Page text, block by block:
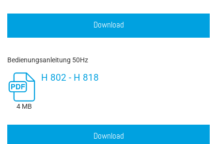
Download
Bedienungsanleitung 50Hz
4 MB
H 802 - H 818
Download